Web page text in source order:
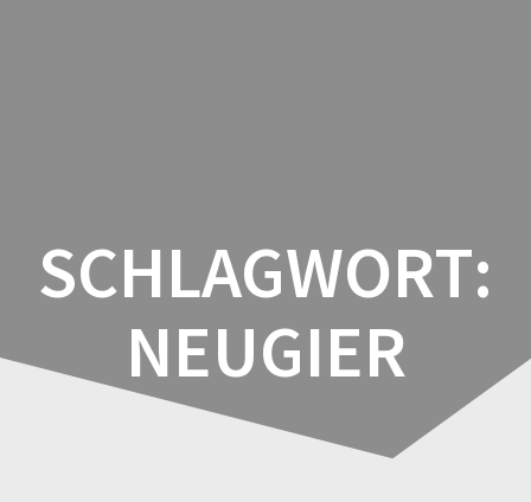
SCHLAGWORT:
NEUGIER